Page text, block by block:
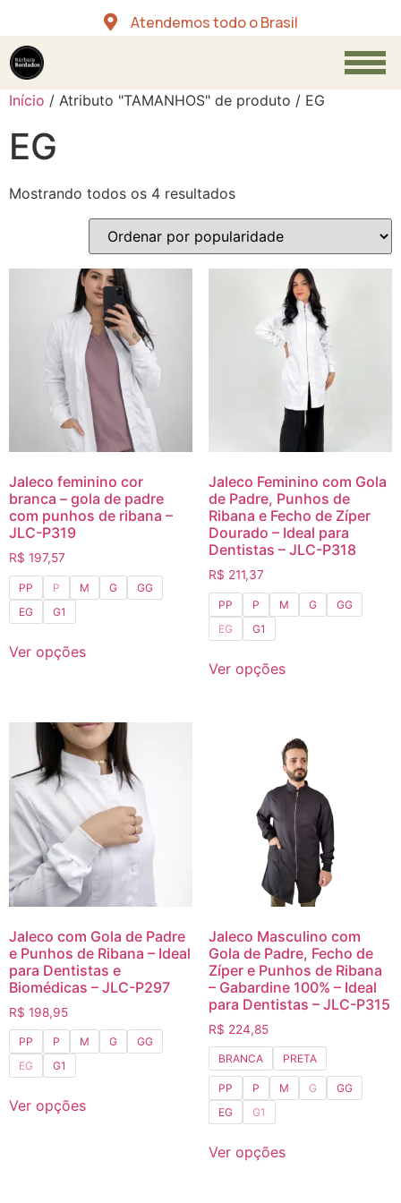
Atendemos todo o Brasil
Início / Atributo "TAMANHOS" de produto / EG
EG
Mostrando todos os 4 resultados
Jaleco feminino cor
branca – gola de padre
com punhos de ribana –
JLC-P319
R$ 197,57
PP P M G
GG
EG
G1
Ver opções
Jaleco Feminino com Gola
de Padre, Punhos de
Ribana e Fecho de Zíper
Dourado – Ideal para
Dentistas – JLC-P318
R$ 211,37
PP P M G
GG
EG
G1
Ver opções
Jaleco com Gola de Padre
e Punhos de Ribana – Ideal
para Dentistas e
Biomédicas – JLC-P297
R$ 198,95
PP P M G
GG
EG
G1
Ver opções
Jaleco Masculino com
Gola de Padre, Fecho de
Zíper e Punhos de Ribana
– Gabardine 100% – Ideal
para Dentistas – JLC-P315
R$ 224,85
BRANCA PRETA
PP P M G
GG
EG
G1
Ver opções